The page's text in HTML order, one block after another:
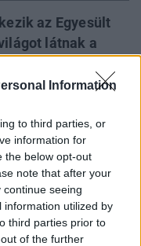
Information
to third parties, or
information for
the below opt-out
note that after your
seeing
information utilized by
third parties prior to
of the further
az Egyesült
látnak a
jövedelmi, és
a munkaügyi
konszenzusa
körüli